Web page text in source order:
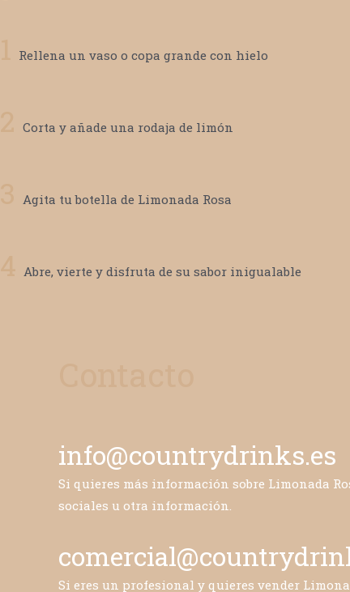
Rellena un vaso o copa grande con hielo
Corta y añade una rodaja de limón
Agita tu botella de Limonada Rosa
Abre, vierte y disfruta de su sabor inigualable
info@countrydrinks.es
Si quieres más información sobre Limonada
sociales u otra información.
Si eres un profesional y quieres vender